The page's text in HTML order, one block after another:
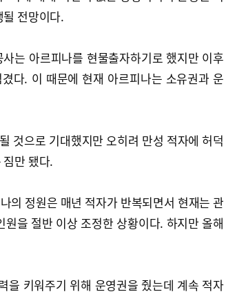
전망이다.
는 아르피나를 현물출자하기로 했지만 이후
다. 이 때문에 현재 아르피나는 소유권과 운
것으로 기대했지만 오히려 만성 적자에 허덕
만 됐다.
의 정원은 매년 적자가 반복되면서 현재는 관
을 절반 이상 조정한 상황이다. 하지만 올해
을 키워주기 위해 운영권을 줬는데 계속 적자